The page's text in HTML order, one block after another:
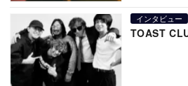
インタビュー
TOAST